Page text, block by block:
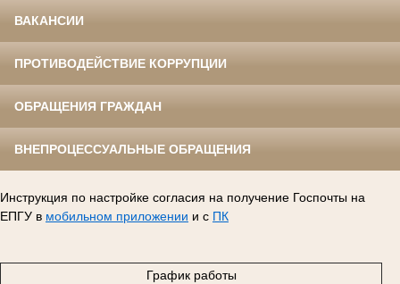
ВАКАНСИИ
ПРОТИВОДЕЙСТВИЕ КОРРУПЦИИ
ОБРАЩЕНИЯ ГРАЖДАН
ВНЕПРОЦЕССУАЛЬНЫЕ ОБРАЩЕНИЯ
Инструкция по настройке согласия на получение Госпочты на
ЕПГУ в мобильном приложении и с ПК
График работы